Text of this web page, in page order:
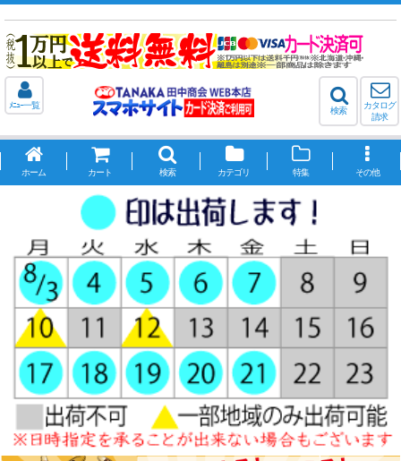
ﾒﾆｭｰ一覧
検索
カタログ
請求
ホーム カート 検索 カテゴリ 特集 その他